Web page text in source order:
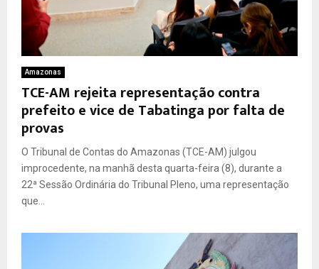
Amazonas
TCE-AM rejeita representação contra
prefeito e vice de Tabatinga por falta de
provas
O Tribunal de Contas do Amazonas (TCE-AM) julgou
improcedente, na manhã desta quarta-feira (8), durante a
22ª Sessão Ordinária do Tribunal Pleno, uma representação
que...